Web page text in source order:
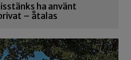
ha använt
– åtalas